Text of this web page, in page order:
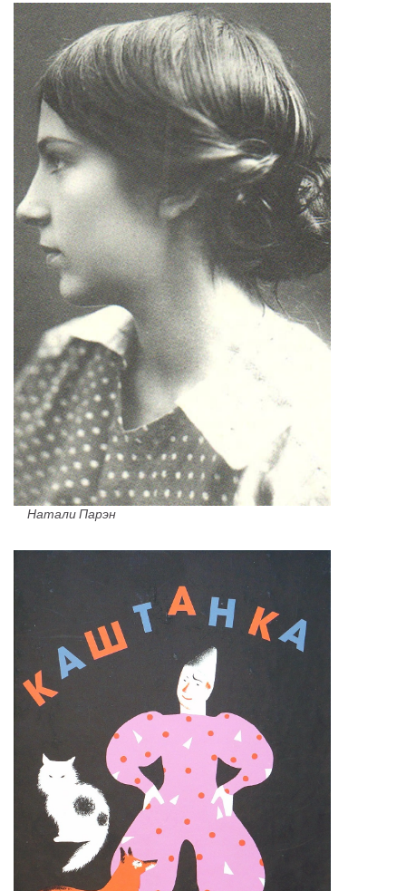
Натали Парэн